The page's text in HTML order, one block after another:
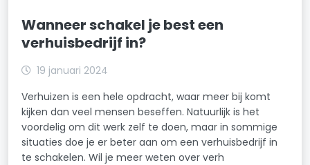
Wanneer schakel je best een
verhuisbedrijf in?
19 januari 2024
Verhuizen is een hele opdracht, waar meer bij komt
kijken dan veel mensen beseffen. Natuurlijk is het
voordelig om dit werk zelf te doen, maar in sommige
situaties doe je er beter aan om een verhuisbedrijf in
te schakelen. Wil je meer weten over verh